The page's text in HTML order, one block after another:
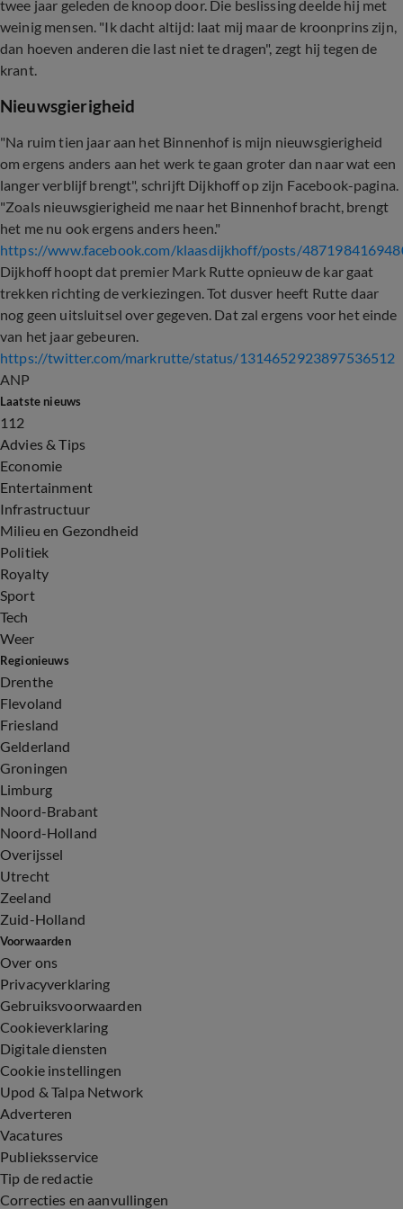
twee jaar geleden de knoop door. Die beslissing deelde hij met
weinig mensen. "Ik dacht altijd: laat mij maar de kroonprins zijn,
dan hoeven anderen die last niet te dragen", zegt hij tegen de
krant.
Nieuwsgierigheid
"Na ruim tien jaar aan het Binnenhof is mijn nieuwsgierigheid
om ergens anders aan het werk te gaan groter dan naar wat een
langer verblijf brengt", schrijft Dijkhoff op zijn Facebook-pagina.
"Zoals nieuwsgierigheid me naar het Binnenhof bracht, brengt
het me nu ook ergens anders heen."
https://www.facebook.com/klaasdijkhoff/posts/
Dijkhoff hoopt dat premier Mark Rutte opnieuw de kar gaat
trekken richting de verkiezingen. Tot dusver heeft Rutte daar
nog geen uitsluitsel over gegeven. Dat zal ergens voor het einde
van het jaar gebeuren.
https://twitter.com/markrutte/status/1314652923897536512
ANP
Laatste nieuws
112
Advies & Tips
Economie
Entertainment
Infrastructuur
Milieu en Gezondheid
Politiek
Royalty
Sport
Tech
Weer
Regionieuws
Drenthe
Flevoland
Friesland
Gelderland
Groningen
Limburg
Noord-Brabant
Noord-Holland
Overijssel
Utrecht
Zeeland
Zuid-Holland
Voorwaarden
Over ons
Privacyverklaring
Gebruiksvoorwaarden
Cookieverklaring
Digitale diensten
Cookie instellingen
Upod & Talpa Network
Adverteren
Vacatures
Publieksservice
Tip de redactie
Correcties en aanvullingen